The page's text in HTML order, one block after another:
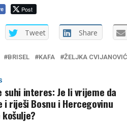
Post
Tweet Share
BRISEL KAFA ŽELJKA CVIJANOVIĆ
suhi interes: Je li vrijeme da
i riješi Bosnu i Hercegovinu